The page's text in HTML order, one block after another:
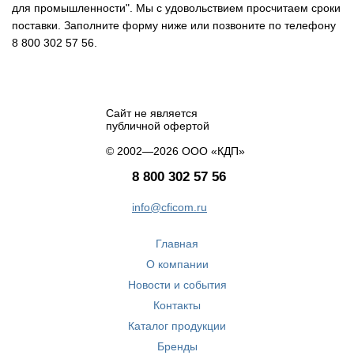
для промышленности". Мы с удовольствием просчитаем сроки
поставки. Заполните форму ниже или позвоните по телефону
8 800 302 57 56.
Сайт не является
публичной офертой
© 2002—2026 ООО «КДП»
8 800 302 57 56
info@cficom.ru
Главная
О компании
Новости и события
Контакты
Каталог продукции
Бренды